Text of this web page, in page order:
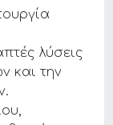
λύσεις
και την